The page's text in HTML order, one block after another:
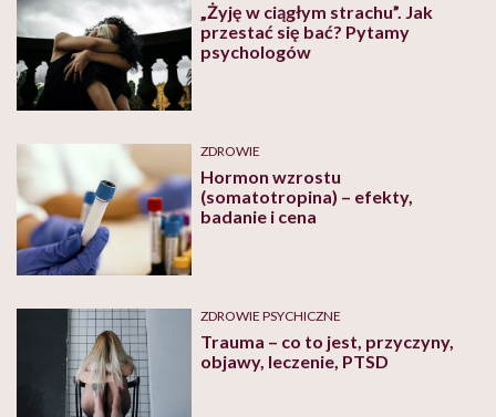
„Żyję w ciągłym strachu”. Jak
przestać się bać? Pytamy
psychologów
ZDROWIE
Hormon wzrostu
(somatotropina) – efekty,
badanie i cena
ZDROWIE PSYCHICZNE
Trauma – co to jest, przyczyny,
objawy, leczenie, PTSD